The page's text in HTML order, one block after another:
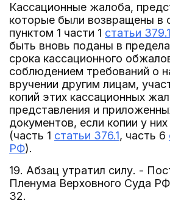
Кассационные жалоба,
которые были возвращены в
пунктом 1 части 1 статьи
быть вновь поданы в
срока кассационного
соблюдением требований о
вручении другим лицам,
копий этих кассационных
представления и
документов, если копии у
(часть 1 статьи 376.1, часть 6
РФ).
19. Абзац утратил силу. -
Пленума Верховного Суда РФ
32.